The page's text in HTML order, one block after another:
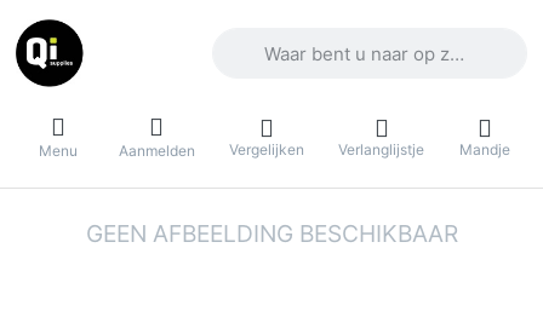
Menu Aanmelden Vergelijken Verlanglijstje Mandje